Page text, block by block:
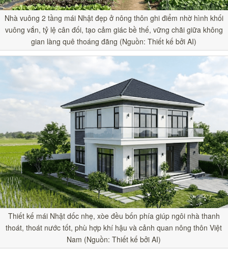
Nhà vuông 2 tầng mái Nhật đẹp ở nông thôn ghi điểm nhờ hình khối
vuông vắn, tỷ lệ cân đối, tạo cảm giác bề thế, vững chãi giữa không
gian làng quê thoáng đãng (Nguồn: Thiết kế bởi AI)
Thiết kế mái Nhật dốc nhẹ, xòe đều bốn phía giúp ngôi nhà thanh
thoát, thoát nước tốt, phù hợp khí hậu và cảnh quan nông thôn Việt
Nam (Nguồn: Thiết kế bởi AI)